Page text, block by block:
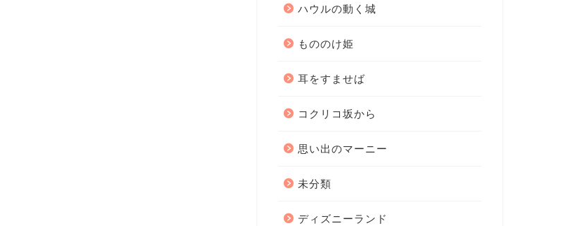
ハウルの動く城
もののけ姫
耳をすませば
コクリコ坂から
思い出のマーニー
未分類
ディズニーランド